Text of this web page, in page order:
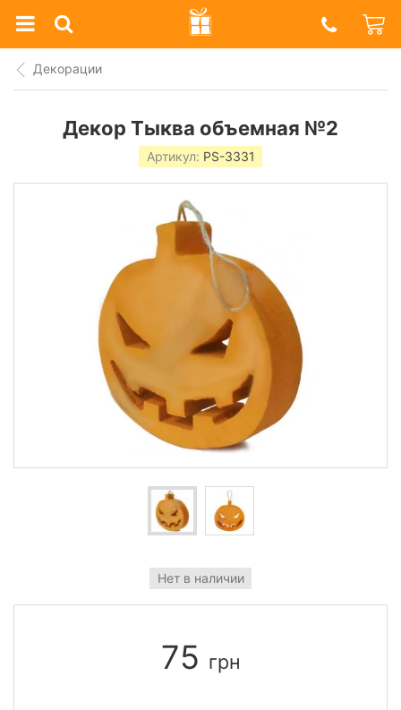
Prazdnik
Shop
Декорации
Декор Тыква объемная №2
Артикул: PS-3331
Нет в наличии
75 грн